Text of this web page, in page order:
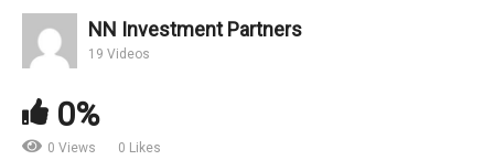
Investire e comportamento. Dalla priorità alle
NN Investment Partners
19 Videos
0%
0 Views 0 Likes